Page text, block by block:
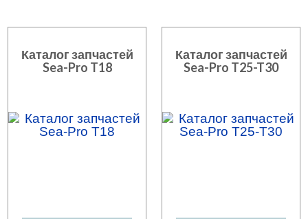
Каталог запчастей
Sea-Pro T18
Каталог запчастей
Sea-Pro T25-T30